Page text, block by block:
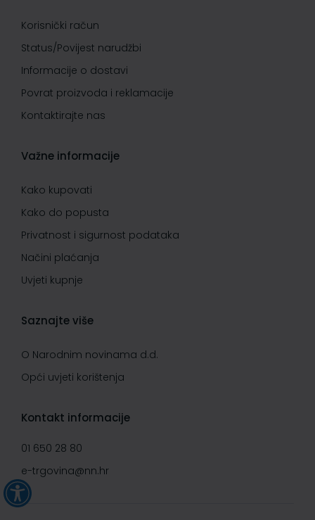
Korisnički račun
Status/Povijest narudžbi
Informacije o dostavi
Povrat proizvoda i reklamacije
Kontaktirajte nas
Važne informacije
Kako kupovati
Kako do popusta
Privatnost i sigurnost podataka
Načini plaćanja
Uvjeti kupnje
Saznajte više
O Narodnim novinama d.d.
Opći uvjeti korištenja
Kontakt informacije
01 650 28 80
e-trgovina@nn.hr